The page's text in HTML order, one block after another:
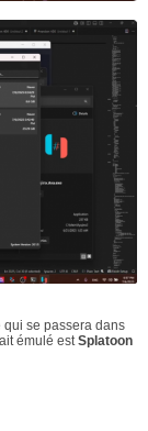
qui se passera dans
émulé est Splatoon